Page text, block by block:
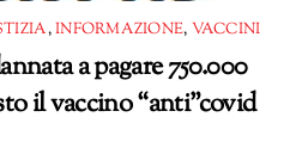
,INFORMAZIONE, VACCINI
a pagare 750.000
il vaccino “anti”covid